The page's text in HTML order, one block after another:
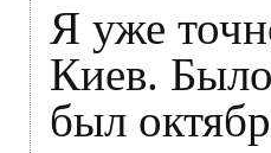
Я уже
Киев.
был